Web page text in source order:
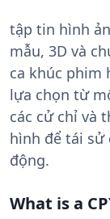
tập tin hình
mẫu, 3D và
ca khúc phim
lựa chọn từ
các cử chỉ và
hình để tái sử
động.
What is a